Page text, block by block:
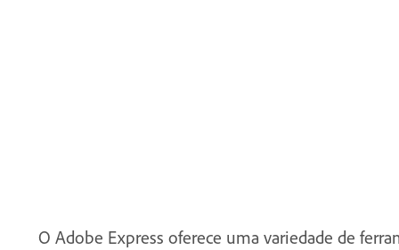
O Adobe Express oferece uma variedade de